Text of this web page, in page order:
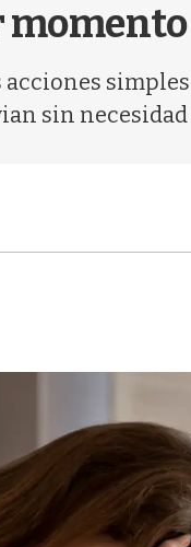
momento
acciones
sin necesidad